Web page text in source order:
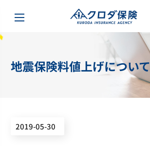
地震保険料値上げについて
2019-05-30